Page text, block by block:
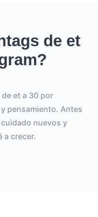
de et
et a 30 por
pensamiento. Antes
nuevos y
a crecer.